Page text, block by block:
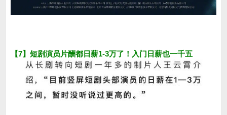
【7】短剧演员片酬都日薪1-3万了！入门日薪也一千五